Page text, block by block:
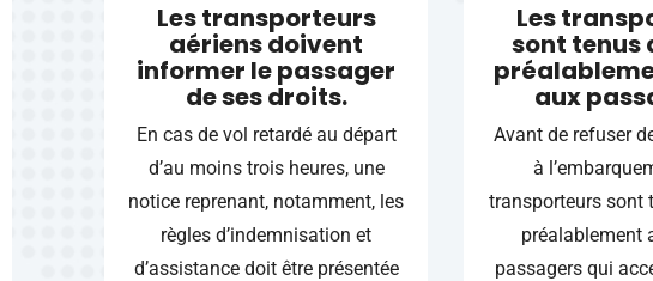
Les transporteurs
aériens doivent
informer le passager
de ses droits.
En cas de vol retardé au départ
d’au moins trois heures, une
notice reprenant, notamment, les
règles d’indemnisation et
d’assistance doit être présentée
Les
sont tenus
aux
Avant de refuser
à
transporteurs sont
préalablement
passagers qui